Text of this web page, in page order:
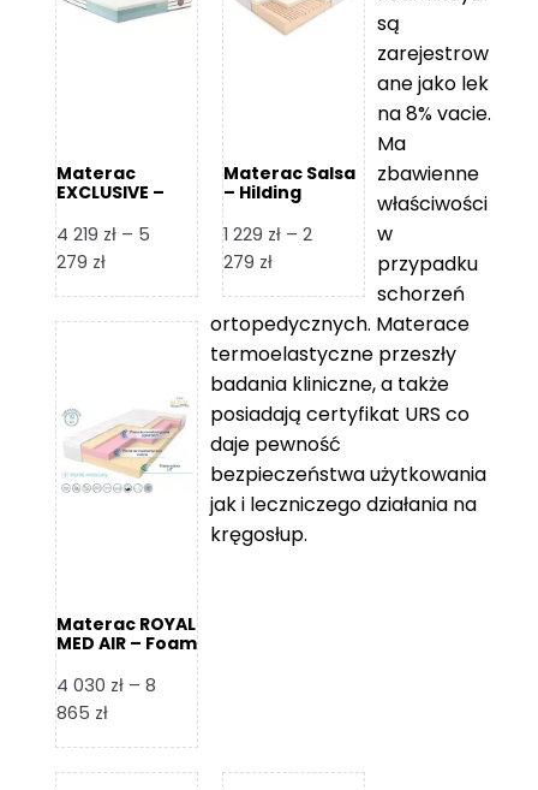
Materac
EXCLUSIVE –
4 219 zł – 5
279 złZakres
od
5
279 zł
Materac Salsa
– Hilding
1 229 zł – 2
279 złZakres
od
1
229 zł
2
279 zł
Materac ROYAL
MED AIR – Foam
4 030 zł – 8
865 złZakres
od
są
zarejestrow
ane jako lek
na 8% vacie.
Ma
zbawienne
właściwości
w
przypadku
schorzeń
ortopedycznych. Materace
termoelastyczne przeszły
badania kliniczne, a także
posiadają certyfikat URS co
daje pewność
bezpieczeństwa użytkowania
jak i leczniczego działania na
kręgosłup.